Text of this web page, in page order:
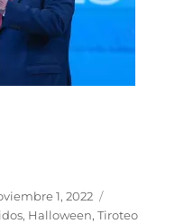
1, 2022
a
, Halloween,Tiroteo